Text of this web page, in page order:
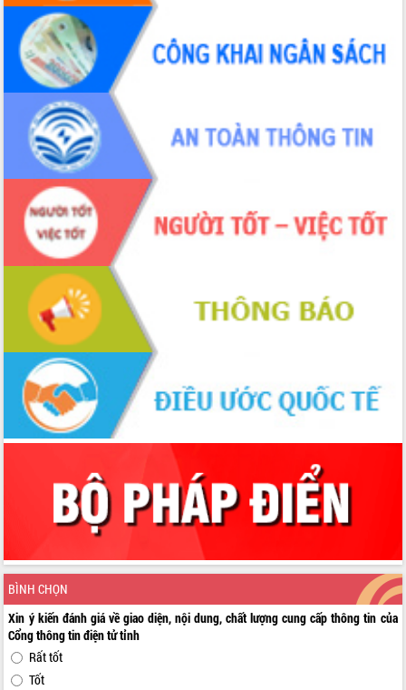
BÌNH CHỌN
Xin ý kiến đánh giá về giao diện, nội dung, chất lượng cung cấp thông tin của
Cổng thông tin điện tử tỉnh
Rất tốt
Tốt